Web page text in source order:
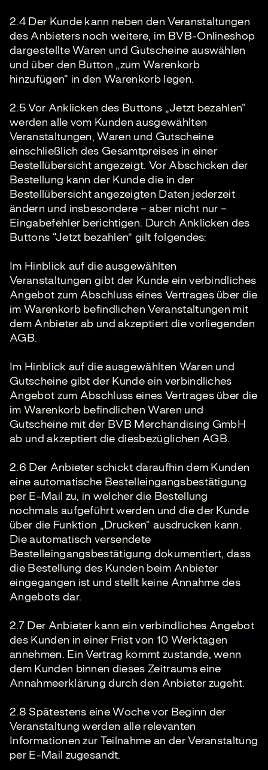
2.4 Der Kunde kann neben den Veranstaltungen
des Anbieters noch weitere, im BVB-Onlineshop
dargestellte Waren und Gutscheine auswählen
und über den Button „zum Warenkorb
hinzufügen“ in den Warenkorb legen.
2.5 Vor Anklicken des Buttons „Jetzt bezahlen“
werden alle vom Kunden ausgewählten
Veranstaltungen, Waren und Gutscheine
einschließlich des Gesamtpreises in einer
Bestellübersicht angezeigt. Vor Abschicken der
Bestellung kann der Kunde die in der
Bestellübersicht angezeigten Daten jederzeit
ändern und insbesondere – aber nicht nur –
Eingabefehler berichtigen. Durch Anklicken des
Buttons “Jetzt bezahlen” gilt folgendes:
Im Hinblick auf die ausgewählten
Veranstaltungen gibt der Kunde ein verbindliches
Angebot zum Abschluss eines Vertrages über die
im Warenkorb befindlichen Veranstaltungen mit
dem Anbieter ab und akzeptiert die vorliegenden
AGB.
Im Hinblick auf die ausgewählten Waren und
Gutscheine gibt der Kunde ein verbindliches
Angebot zum Abschluss eines Vertrages über die
im Warenkorb befindlichen Waren und
Gutscheine mit der BVB Merchandising GmbH
ab und akzeptiert die diesbezüglichen AGB.
2.6 Der Anbieter schickt daraufhin dem Kunden
eine automatische Bestelleingangsbestätigung
per E-Mail zu, in welcher die Bestellung
nochmals aufgeführt werden und die der Kunde
über die Funktion „Drucken“ ausdrucken kann.
Die automatisch versendete
Bestelleingangsbestätigung dokumentiert, dass
die Bestellung des Kunden beim Anbieter
eingegangen ist und stellt keine Annahme des
Angebots dar.
2.7 Der Anbieter kann ein verbindliches Angebot
des Kunden in einer Frist von 10 Werktagen
annehmen. Ein Vertrag kommt zustande, wenn
dem Kunden binnen dieses Zeitraums eine
Annahmeerklärung durch den Anbieter zugeht.
2.8 Spätestens eine Woche vor Beginn der
Veranstaltung werden alle relevanten
Informationen zur Teilnahme an der Veranstaltung
per E-Mail zugesandt.